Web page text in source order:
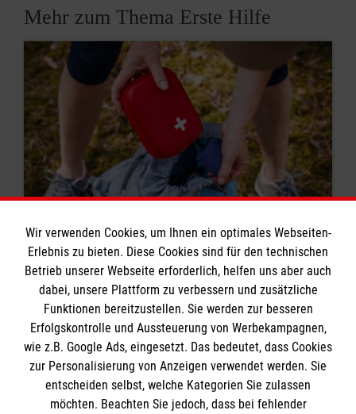
Mehr zum Thema Erste Hilfe
8 Erste-Hilfe-Mythen
Rund um das Thema Erste Hilfe kursieren viele
Mythen. Was stimmt? Was ist überholt? Wir
klären auf.
Wir verwenden Cookies, um Ihnen ein optimales Webseiten-
Erlebnis zu bieten. Diese Cookies sind für den technischen
Betrieb unserer Webseite erforderlich, helfen uns aber auch
dabei, unsere Plattform zu verbessern und zusätzliche
Funktionen bereitzustellen. Sie werden zur besseren
Erfolgskontrolle und Aussteuerung von Werbekampagnen,
wie z.B. Google Ads, eingesetzt. Das bedeutet, dass Cookies
zur Personalisierung von Anzeigen verwendet werden. Sie
entscheiden selbst, welche Kategorien Sie zulassen
möchten. Beachten Sie jedoch, dass bei fehlender